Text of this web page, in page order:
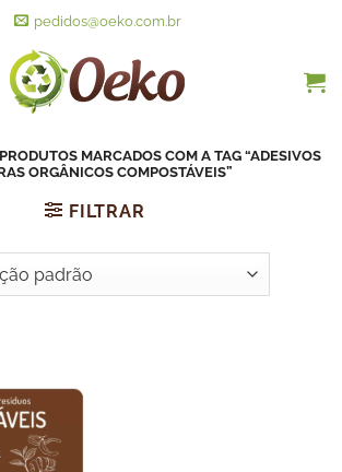
pedidos@oeko.com.br
PRODUTOS MARCADOS COM A TAG “ADESIVOS
ORGÂNICOS COMPOSTÁVEIS”
FILTRAR